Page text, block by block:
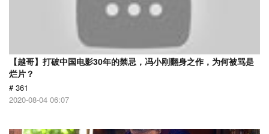
【越哥】打破中国电影30年的禁忌，冯小刚翻身之作，为何被骂是
烂片？
# 361
2020-08-04 06:07